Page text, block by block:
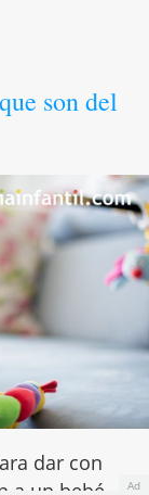
son del
dar con
Ad